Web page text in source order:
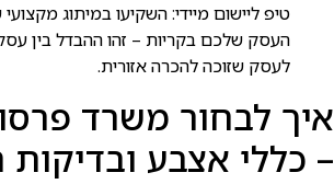
טיפ ליישום מיידי: השקיעו במיתוג
העסק שלכם בקריות – זהו ההבדל בין
לעסק שזוכה להכרה אזורית.
איך לבחור משרד
– כללי אצבע ובדיקות